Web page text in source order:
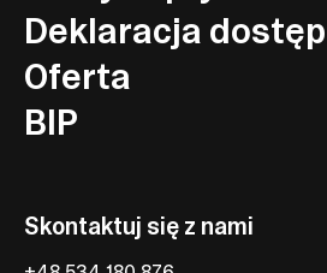
Deklaracja
Oferta
BIP
Skontaktuj się z nami